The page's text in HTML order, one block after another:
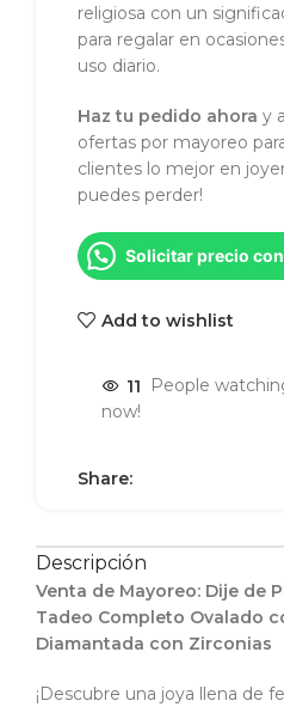
religiosa con un
para regalar en
uso diario.
Haz tu pedido ahora y
ofertas por mayoreo
clientes lo mejor en
puedes perder!
Solicitar precio
Add to wishlist
11
People
now!
Share:
Descripción
Venta de Mayoreo: Dije de
Tadeo Completo Ovalado
Diamantada con Zirconias
¡Descubre una joya llena de